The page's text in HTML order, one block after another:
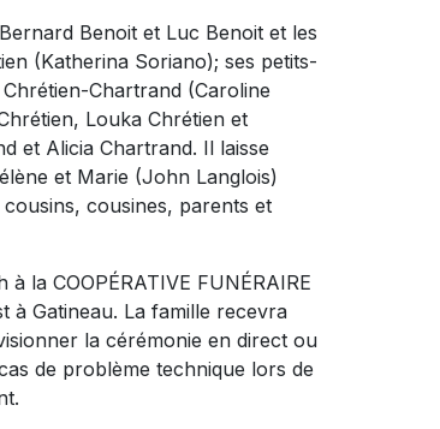
Benoit et Luc Benoit et les
(Katherina Soriano); ses petits-
Chartrand (Caroline
Louka Chrétien et
et Alicia Chartrand. Il laisse
et Marie (John Langlois)
cousines, parents et
la COOPÉRATIVE FUNÉRAIRE
à Gatineau. La famille recevra
la cérémonie en direct ou
de problème technique lors de